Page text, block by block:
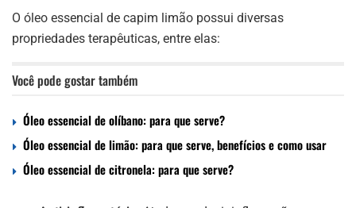
O óleo essencial de capim limão possui diversas
propriedades terapêuticas, entre elas:
Você pode gostar também
Óleo essencial de olíbano: para que serve?
Óleo essencial de limão: para que serve, benefícios e como usar
Óleo essencial de citronela: para que serve?